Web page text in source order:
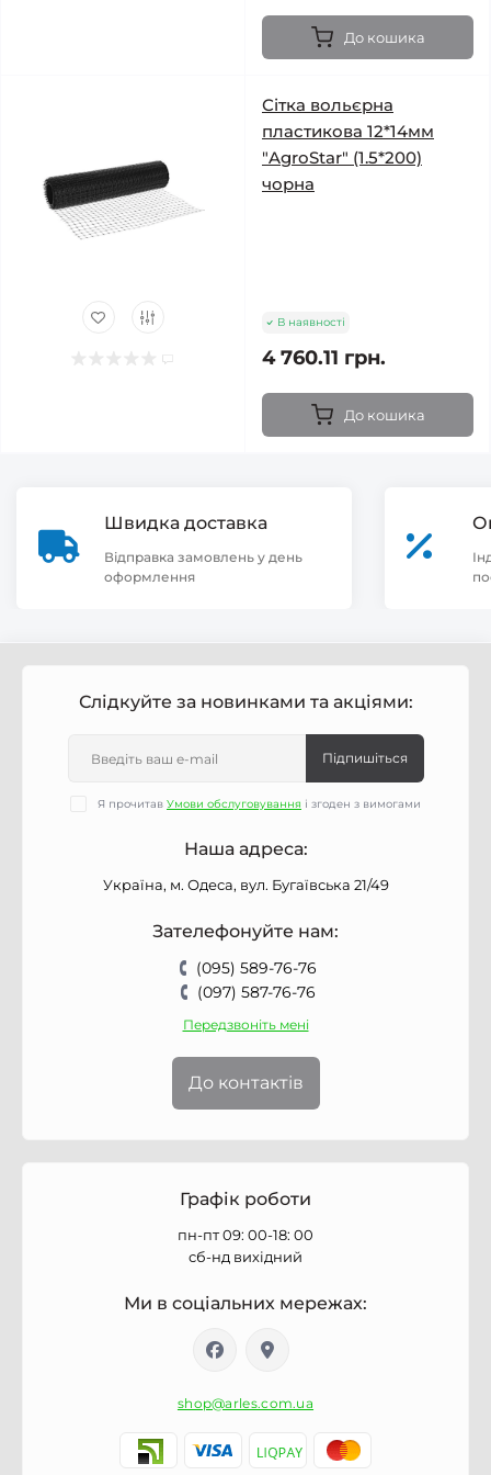
До кошика
Сітка вольєрна
пластикова 12*14мм
"AgroStar" (1.5*200)
чорна
В наявності
4 760.11 грн.
До кошика
Швидка доставка
Відправка замовлень у день
оформлення
Слідкуйте за новинками та акціями:
Підпишіться
Я прочитав Умови обслуговування і згоден з вимогами
Наша адреса:
Україна, м. Одеса, вул. Бугаївська 21/49
Зателефонуйте нам:
(095) 589-76-76
(097) 587-76-76
Передзвоніть мені
До контактів
Графік роботи
пн-пт 09: 00-18: 00
сб-нд вихідний
Ми в соціальних мережах:
shop@arles.com.ua